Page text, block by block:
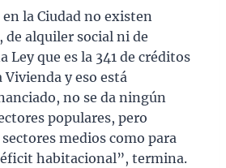
la Ciudad no existen
de alquiler social ni de
Ley que es la 341 de créditos
y eso está
no se da ningún
populares, pero
medios como para
habitacional”, termina.